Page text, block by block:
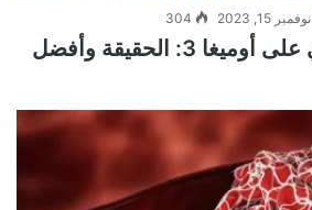
نوفمبر 15, 2023 304
الفواكه التي تحتوي على أوميغا 3: الحقيقة وأفضل